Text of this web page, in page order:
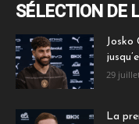
SÉLECTION DE
Josko
29
La